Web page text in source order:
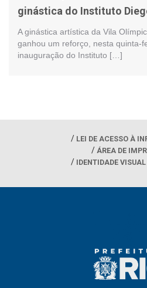
ginástica do Instituto
A ginástica artística da Vila
ganhou um reforço, nesta quinta-
inauguração do Instituto […]
LEI DE ACESSO À
ÁREA DE
IDENTIDADE